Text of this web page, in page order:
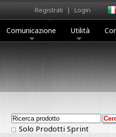
Registrati | Login
Comunicazione Utilità
Solo Prodotti Sprint